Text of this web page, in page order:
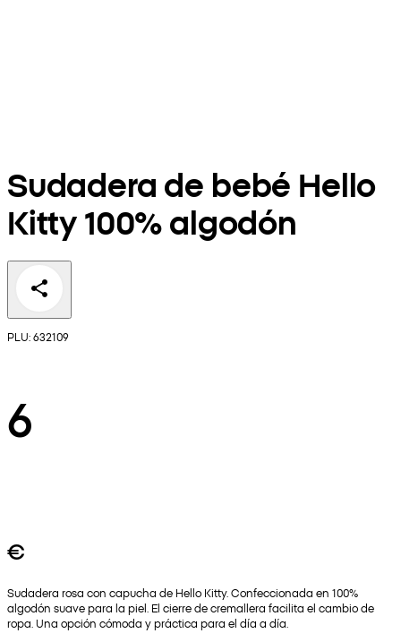
Sudadera de bebé Hello
Kitty 100% algodón
PLU: 632109
6
€
Sudadera rosa con capucha de Hello Kitty. Confeccionada en 100%
algodón suave para la piel. El cierre de cremallera facilita el cambio de
ropa. Una opción cómoda y práctica para el día a día.